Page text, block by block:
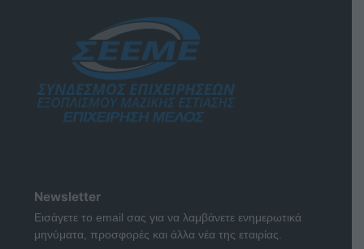
Newsletter
Εισάγετε το email σας για να λαμβάνετε ενημερωτικά
μηνύματα, προσφορές και άλλα νέα της εταιρίας.